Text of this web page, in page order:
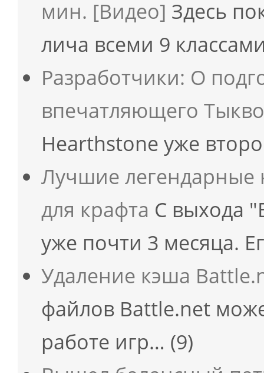
мин. [Видео] Здесь
лича всеми 9
Разработчики: О
впечатляющего
Hearthstone уже
Лучшие легендарные
для крафта С выхода
уже почти 3 месяца.
Удаление кэша
файлов Battle.net
работе игр… (9)